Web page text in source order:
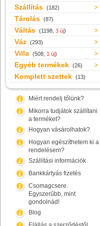
Szállítás (182)
Tárolás (87)
Váltás (1198, 3 új)
Váz (293)
Villa (508, 1 új)
Egyéb termékek (26)
Komplett szettek (13)
Miért rendelj tőlünk?
Mikorra tudjátok szállítani
a terméket?
Hogyan vásárolhatok?
Hogyan egészíthetem ki a
rendelésem?
Szállítási információk
Bankkártyás fizetés
Csomagcsere.
Egyszerűbb, mint
gondolnád!
Blog